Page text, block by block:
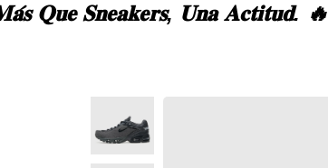
𝐐𝐮𝐞 𝐒𝐧𝐞𝐚𝐤𝐞𝐫𝐬, 𝐔𝐧𝐚 𝐀𝐜𝐭𝐢𝐭𝐮𝐝. 🔥